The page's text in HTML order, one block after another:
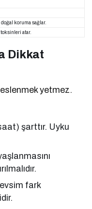
koruma sağlar.
atar.
Dikkat
yetmez.
şarttır. Uyku
fark